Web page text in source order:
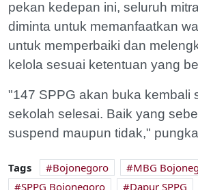
pekan kedepan ini, seluruh
diminta untuk memanfaatkan
untuk memperbaiki dan
kelola sesuai ketentuan yang
"147 SPPG akan buka kembali
sekolah selesai. Baik yang
suspend maupun tidak,"
Tags Bojonegoro
MBG
SPPG Bojonegoro
Dapur SPPG